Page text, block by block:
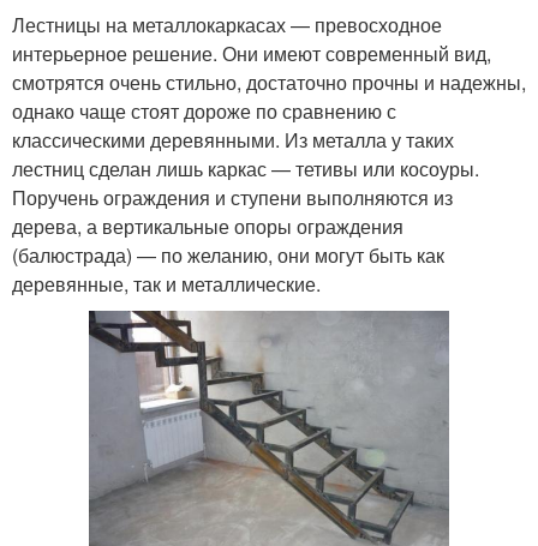
Лестницы на металлокаркасах — превосходное
интерьерное решение. Они имеют современный вид,
смотрятся очень стильно, достаточно прочны и надежны,
однако чаще стоят дороже по сравнению с
классическими деревянными. Из металла у таких
лестниц сделан лишь каркас — тетивы или косоуры.
Поручень ограждения и ступени выполняются из
дерева, а вертикальные опоры ограждения
(балюстрада) — по желанию, они могут быть как
деревянные, так и металлические.